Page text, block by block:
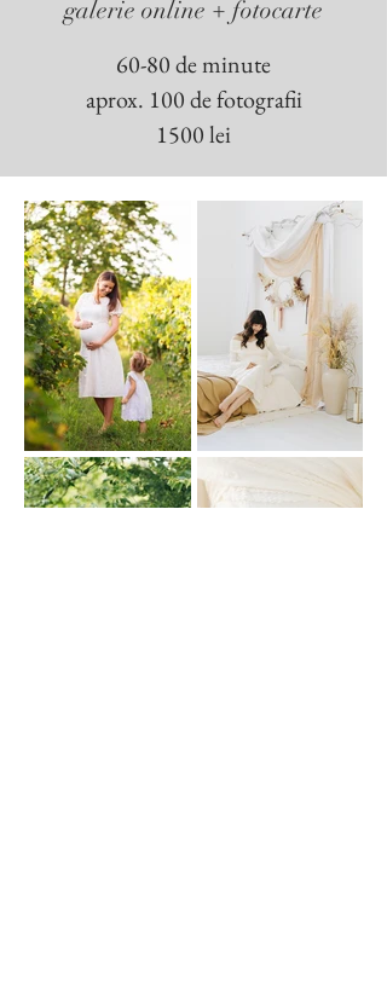
galerie online + fotocarte
60-80 de minute
aprox. 100 de fotografii
1500 lei